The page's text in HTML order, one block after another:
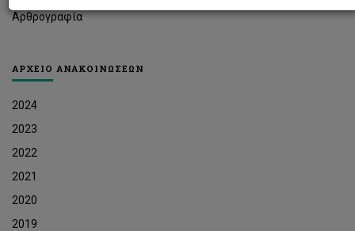
Αρθρογραφία
ΑΡΧΕΙΟ ΑΝΑΚΟΙΝΩΣΕΩΝ
2024
2023
2022
2021
2020
2019